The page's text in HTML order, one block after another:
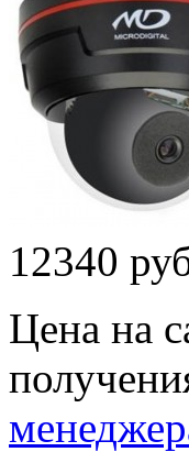
12340
Цена на